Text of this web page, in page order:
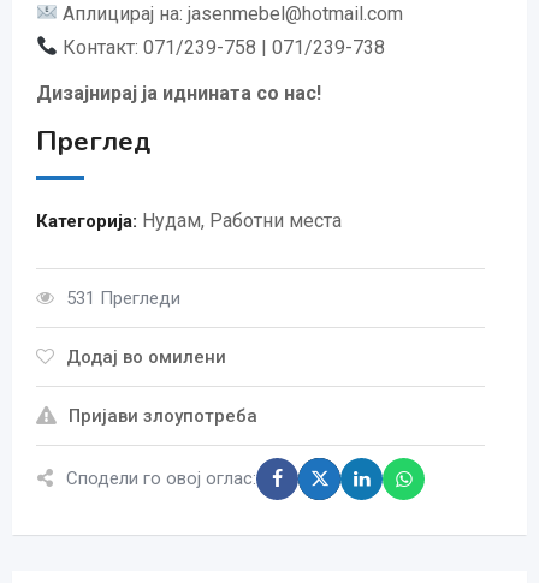
Аплицирај на:jasenmebel@hotmail.com
Контакт: 071/239-758 | 071/239-738
Дизајнирај ја иднината со нас!
Преглед
Категорија: Нудам, Работни места
531 Прегледи
Додај во омилени
Пријави злоупотреба
Сподели го овој оглас: